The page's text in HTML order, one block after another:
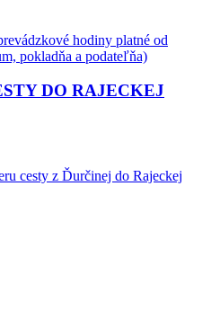
hodiny platné od
pokladňa a podateľňa)
DO RAJECKEJ
cesty z Ďurčinej do Rajeckej